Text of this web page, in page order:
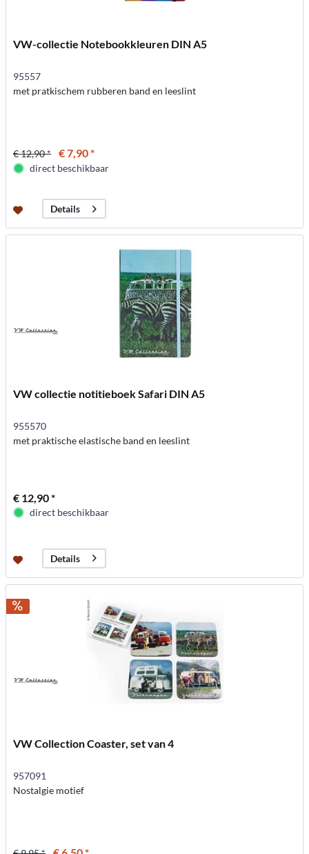
VW-collectie Notebookkleuren DIN A5
95557
met pratkischem rubberen band en leeslint
€ 12,90 * € 7,90 *
direct beschikbaar
Details
VW collectie notitieboek Safari DIN A5
955570
met praktische elastische band en leeslint
€ 12,90 *
direct beschikbaar
Details
VW Collection Coaster, set van 4
957091
Nostalgie motief